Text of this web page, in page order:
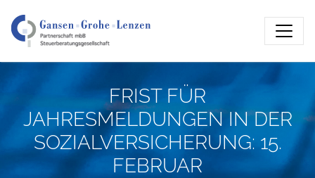
FRIST FÜR
JAHRESMELDUNGEN IN DER
SOZIALVERSICHERUNG: 15.
FEBRUAR